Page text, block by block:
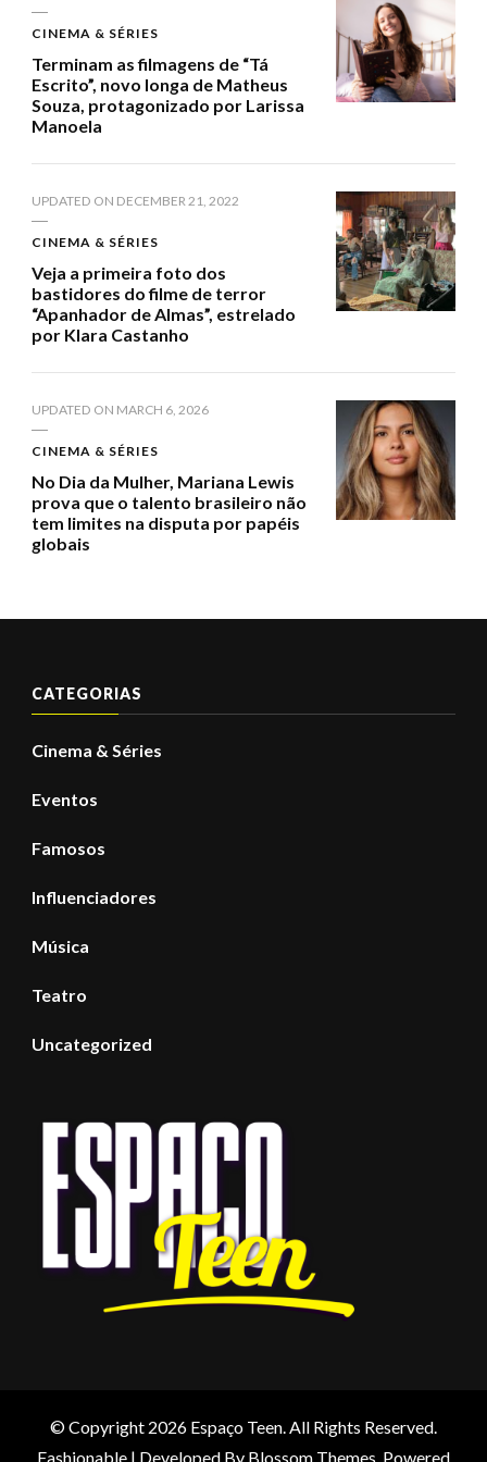
CINEMA & SÉRIES
Terminam as filmagens de “Tá
Escrito”, novo longa de Matheus
Souza, protagonizado por Larissa
Manoela
UPDATED ON DECEMBER 21, 2022
CINEMA & SÉRIES
Veja a primeira foto dos
bastidores do filme de terror
“Apanhador de Almas”, estrelado
por Klara Castanho
UPDATED ON MARCH 6, 2026
CINEMA & SÉRIES
No Dia da Mulher, Mariana Lewis
prova que o talento brasileiro não
tem limites na disputa por papéis
globais
CATEGORIAS
Cinema & Séries
Eventos
Famosos
Influenciadores
Música
Teatro
Uncategorized
© Copyright 2026 Espaço Teen. All Rights Reserved.
Fashionable | Developed By Blossom Themes . Powered